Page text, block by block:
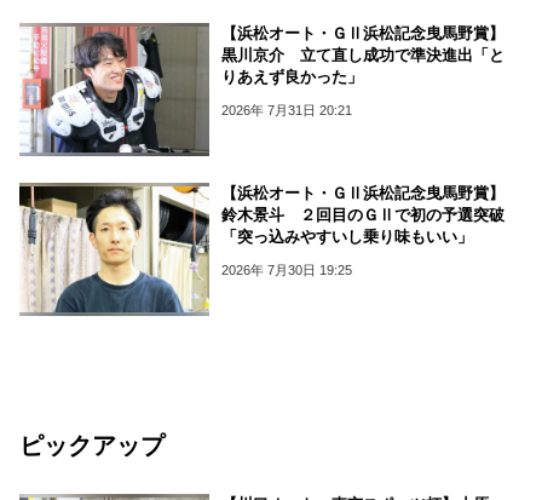
【浜松オート・ＧⅡ浜松記念曳馬野賞】
黒川京介 立て直し成功で準決進出「と
りあえず良かった」
2026年 7月31日 20:21
【浜松オート・ＧⅡ浜松記念曳馬野賞】
鈴木景斗 ２回目のＧⅡで初の予選突破
「突っ込みやすいし乗り味もいい」
2026年 7月30日 19:25
ピックアップ